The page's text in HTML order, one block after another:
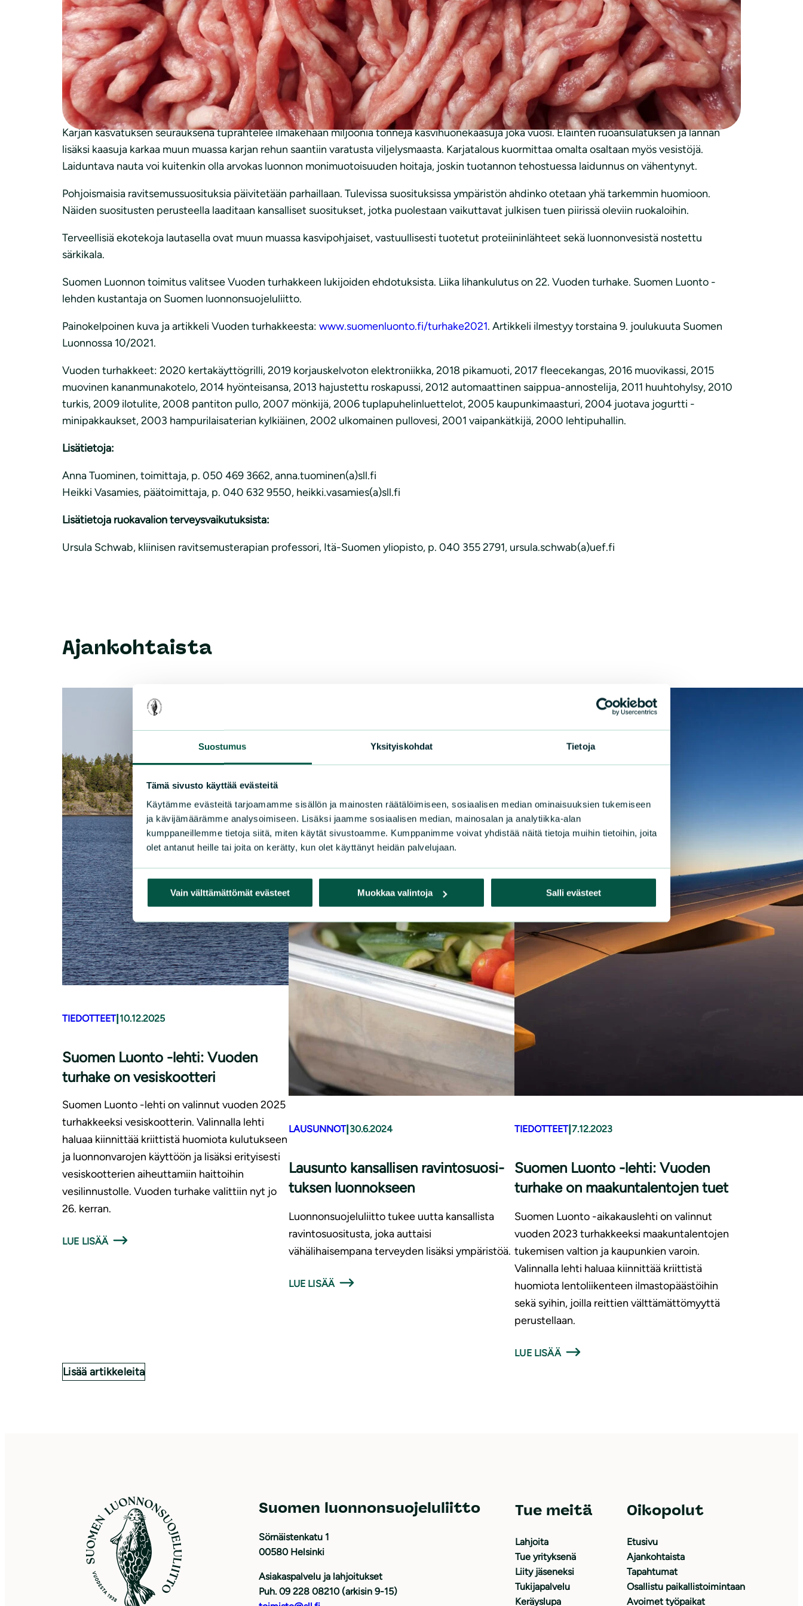
Suostumus Yksityiskohdat Tietoja
Tämä sivusto käyttää evästeitä
Käytämme evästeitä tarjoamamme sisällön ja mainosten räätälöimiseen, sosiaalisen median ominaisuuksien tukemiseen
ja kävijämäärämme analysoimiseen. Lisäksi jaamme sosiaalisen median, mainosalan ja analytiikka-alan
kumppaneillemme tietoja siitä, miten käytät sivustoamme. Kumppanimme voivat yhdistää näitä tietoja muihin tietoihin, joita
olet antanut heille tai joita on kerätty, kun olet käyttänyt heidän palvelujaan.
Vain välttämättömät evästeet Muokkaa valintoja Salli evästeet
ilmastolle, terveydelle ja tuotantoeläinten hyvinvoinnille, mutta tavat istuvat tiukassa. Vaihtoehtoja lihalle löytyy kokeiltavaksi, mutta niiden
korkea hinta hillitsee kysyntää. Kansalliset ja EU:n maataloustuet näkyvät lihatuotteiden edullisina hintoina.
Terveyden näkökulmasta katse kohdistuu punaiseen ja prosessoituun lihaan. Syöpäjärjestöjen asiantuntemuksen perusteella laadittu suositus
näille tuotteille on korkeintaan puoli kiloa viikossa, mutta noin 80 prosenttia miehistä ja neljännes naisista ylittää suositukset. Suomalainen
kuluttaa keskimäärin lähes 80 kiloa luineen punnittua ruholihaa vuodessa. Ruokavalion terveysvaikutuksissa kokonaisuudella on väliä, ja paljon
lihaa syövillä esimerkiksi ruokavalion kuitupitoisuus on yleensä tavallista pienempi.
Karjan kasvatuksen seurauksena tuprahtelee ilmakehään miljoonia tonneja kasvihuonekaasuja joka vuosi. Eläinten ruoansulatuksen ja lannan
lisäksi kaasuja karkaa muun muassa karjan rehun saantiin varatusta viljelysmaasta. Karjatalous kuormittaa omalta osaltaan myös vesistöjä.
Laiduntava nauta voi kuitenkin olla arvokas luonnon monimuotoisuuden hoitaja, joskin tuotannon tehostuessa laidunnus on vähentynyt.
Pohjoismaisia ravitsemussuosituksia päivitetään parhaillaan. Tulevissa suosituksissa ympäristön ahdinko otetaan yhä tarkemmin huomioon.
Näiden suositusten perusteella laaditaan kansalliset suositukset, jotka puolestaan vaikuttavat julkisen tuen piirissä oleviin ruokaloihin.
Terveellisiä ekotekoja lautasella ovat muun muassa kasvipohjaiset, vastuullisesti tuotetut proteiininlähteet sekä luonnonvesistä nostettu
särkikala.
Suomen Luonnon toimitus valitsee Vuoden turhakkeen lukijoiden ehdotuksista. Liika lihankulutus on 22. Vuoden turhake. Suomen Luonto -
lehden kustantaja on Suomen luonnonsuojeluliitto.
Painokelpoinen kuva ja artikkeli Vuoden turhakkeesta: www.suomenluonto.fi/turhake2021. Artikkeli ilmestyy torstaina 9. joulukuuta Suomen
Luonnossa 10/2021.
Vuoden turhakkeet: 2020 kertakäyttögrilli, 2019 korjauskelvoton elektroniikka, 2018 pikamuoti, 2017 fleecekangas, 2016 muovikassi, 2015
muovinen kananmunakotelo, 2014 hyönteisansa, 2013 hajustettu roskapussi, 2012 automaattinen saippua-annostelija, 2011 huuhtohylsy, 2010
turkis, 2009 ilotulite, 2008 pantiton pullo, 2007 mönkijä, 2006 tuplapuhelinluettelot, 2005 kaupunkimaasturi, 2004 juotava jogurtti -
minipakkaukset, 2003 hampurilaisaterian kylkiäinen, 2002 ulkomainen pullovesi, 2001 vaipankätkijä, 2000 lehtipuhallin.
Lisätietoja:
Anna Tuominen, toimittaja, p. 050 469 3662, anna.tuominen(a)sll.fi
Heikki Vasamies, päätoimittaja, p. 040 632 9550, heikki.vasamies(a)sll.fi
Lisätietoja ruokavalion terveysvaikutuksista:
Ursula Schwab, kliinisen ravitsemusterapian professori, Itä-Suomen yliopisto, p. 040 355 2791, ursula.schwab(a)uef.fi
Ajankohtaista
TIEDOTTEET| 10.12.2025
Suomen Luonto -lehti: Vuoden
turhake on vesiskootteri
Suomen Luonto -lehti on valinnut vuoden 2025
turhakkeeksi vesiskootterin. Valinnalla lehti
haluaa kiinnittää kriittistä huomiota kulutukseen
ja luonnonvarojen käyttöön ja lisäksi erityisesti
vesiskootterien aiheuttamiin haittoihin
vesilinnustolle. Vuoden turhake valittiin nyt jo
26. kerran.
LUE LISÄÄ
LAUSUNNOT| 30.6.2024
Lausunto kansallisen ra­vin­to­suo­si­
tuk­sen luonnokseen
Luonnonsuojeluliitto tukee uutta kansallista
ravintosuositusta, joka auttaisi
vähälihaisempana terveyden lisäksi ympäristöä.
LUE LISÄÄ
TIEDOTTEET|7.12.2023
Suomen Luonto -lehti: Vuoden
turhake on maakuntalentojen tuet
Suomen Luonto -aikakauslehti on valinnut
vuoden 2023 turhakkeeksi maakuntalentojen
tukemisen valtion ja kaupunkien varoin.
Valinnalla lehti haluaa kiinnittää kriittistä
huomiota lentoliikenteen ilmastopäästöihin
sekä syihin, joilla reittien välttämättömyyttä
perustellaan.
LUE LISÄÄ
Lisää artikkeleita
Suomen luonnonsuojeluliitto
Sörnäistenkatu 1
00580 Helsinki
Asiakaspalvelu ja lahjoitukset
Puh. 09 228 08210 (arkisin 9-15)
Tue meitä
Lahjoita
Tue yrityksenä
Liity jäseneksi
Tukijapalvelu
Keräyslupa
Oikopolut
Etusivu
Ajankohtaista
Tapahtumat
Osallistu paikallistoimintaan
Avoimet työpaikat